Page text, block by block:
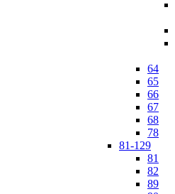
64
65
66
67
68
78
81-129
81
82
89